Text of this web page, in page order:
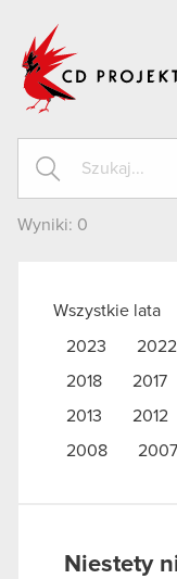
Wyniki: 0
Wszystkie lata
2023 2022
2018
2017
2013
2012
2008
2007
Niestety